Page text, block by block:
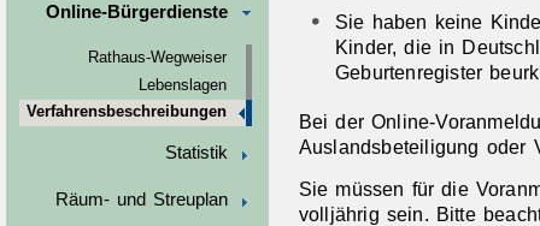
Online-Bürgerdienste
Rathaus-Wegweiser
Lebenslagen
Verfahrensbeschreibungen
Statistik
Räum- und Streuplan
Sie haben keine
Kinder, die in
Geburtenregister
Bei der Online-
Auslandsbeteiligung oder
Sie müssen für die
volljährig sein. Bitte